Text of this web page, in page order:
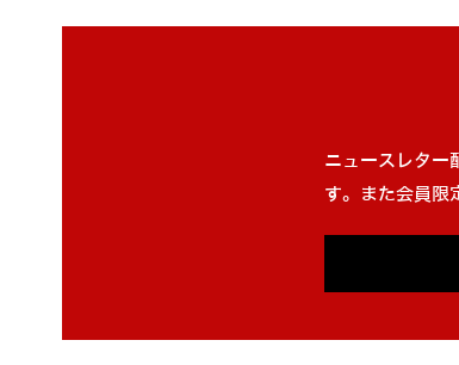
ニュースレター
す。また会員限